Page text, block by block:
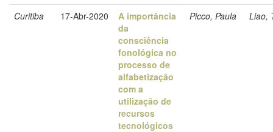
Curitiba 17-Abr-2020
A importância
da
consciência
fonológica no
processo de
alfabetização
com a
utilização de
recursos
tecnológicos
Picco, Paula Liao,